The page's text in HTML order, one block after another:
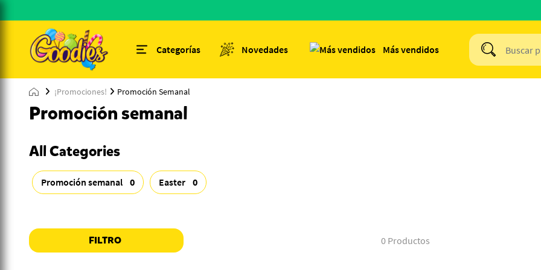
Categorías Novedades Más vendidos
¡Promociones! Promoción Semanal
Promoción semanal
All Categories
Promoción semanal 0 Easter 0
FILTRO 0 Productos